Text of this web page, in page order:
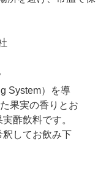
System）を導
果実の香りとお
酢飲料です。
釈してお飲み下